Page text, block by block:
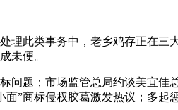
此类事务中，老乡鸡存正在三
未便。
题；市场监管总局约谈美宜佳
”商标侵权胶葛激发热议；多起